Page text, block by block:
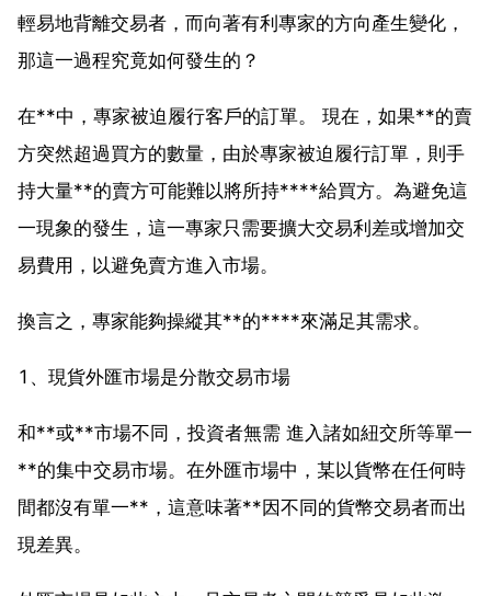
輕易地背離交易者，而向著有利專家的方向產生變化，
那這一過程究竟如何發生的？
在**中，專家被迫履行客戶的訂單。 現在，如果**的賣
方突然超過買方的數量，由於專家被迫履行訂單，則手
持大量**的賣方可能難以將所持****給買方。為避免這
一現象的發生，這一專家只需要擴大交易利差或增加交
易費用，以避免賣方進入市場。
換言之，專家能夠操縱其**的****來滿足其需求。
1、現貨外匯市場是分散交易市場
和**或**市場不同，投資者無需 進入諸如紐交所等單一
**的集中交易市場。在外匯市場中，某以貨幣在任何時
間都沒有單一**，這意味著**因不同的貨幣交易者而出
現差異。